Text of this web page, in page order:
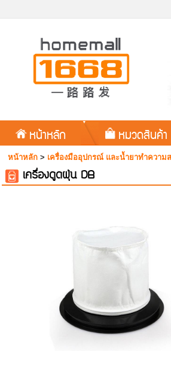
หน้าหลัก หมวดสินค้า
หน้าหลัก > เครื่องมืออุปกรณ์ และน้ำยาทำความ
เครื่องดูดฝุ่น DB